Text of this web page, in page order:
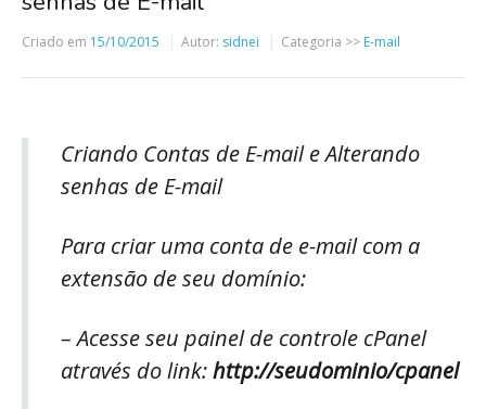
Criado em 15/10/2015 Autor: sidnei Categoria >> E-mail
Criando Contas de E-mail e Alterando
senhas de E-mail
Para criar uma conta de e-mail com a
extensão de seu domínio:
– Acesse seu painel de controle cPanel
através do link:http://seudominio/cpanel